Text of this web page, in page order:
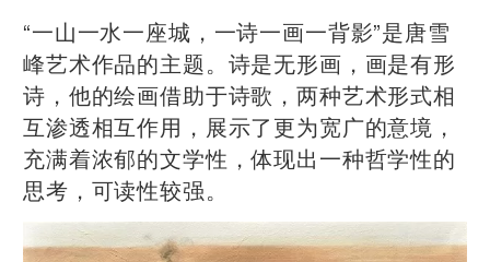
“一山一水一座城，一诗一画一背影”是唐雪
峰艺术作品的主题。诗是无形画，画是有形
诗，他的绘画借助于诗歌，两种艺术形式相
互渗透相互作用，展示了更为宽广的意境，
充满着浓郁的文学性，体现出一种哲学性的
思考，可读性较强。